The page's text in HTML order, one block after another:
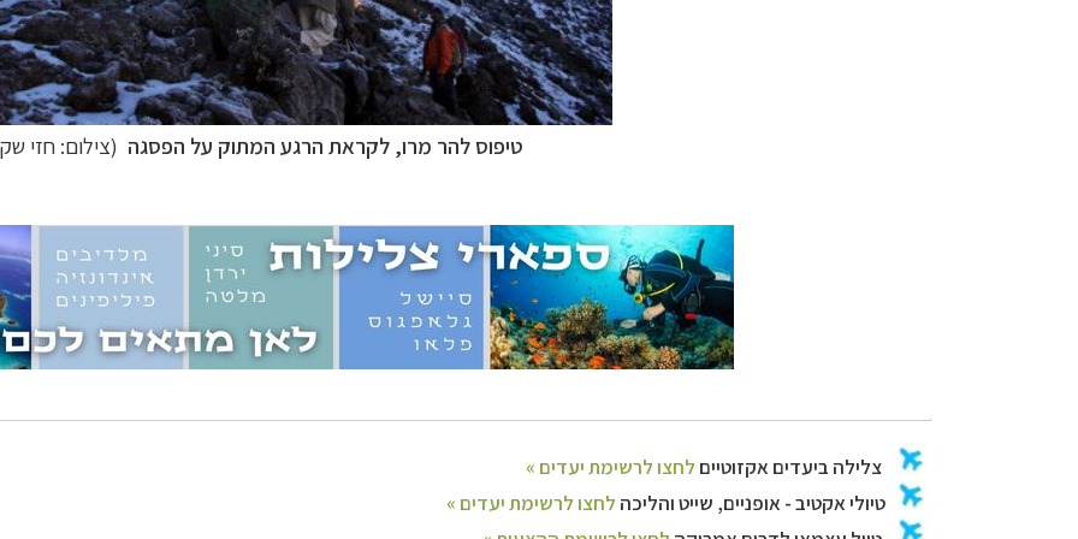
טיפוס להר מרו, לקראת הרגע המתוק על הפסגה (צילום: חזי
צלילה ביעדים אקזוטיים
לחצו לרשימת יעדים »
טיולי אקטיב - אופניים, שייט והליכהלחצו לרשימת יעדים »